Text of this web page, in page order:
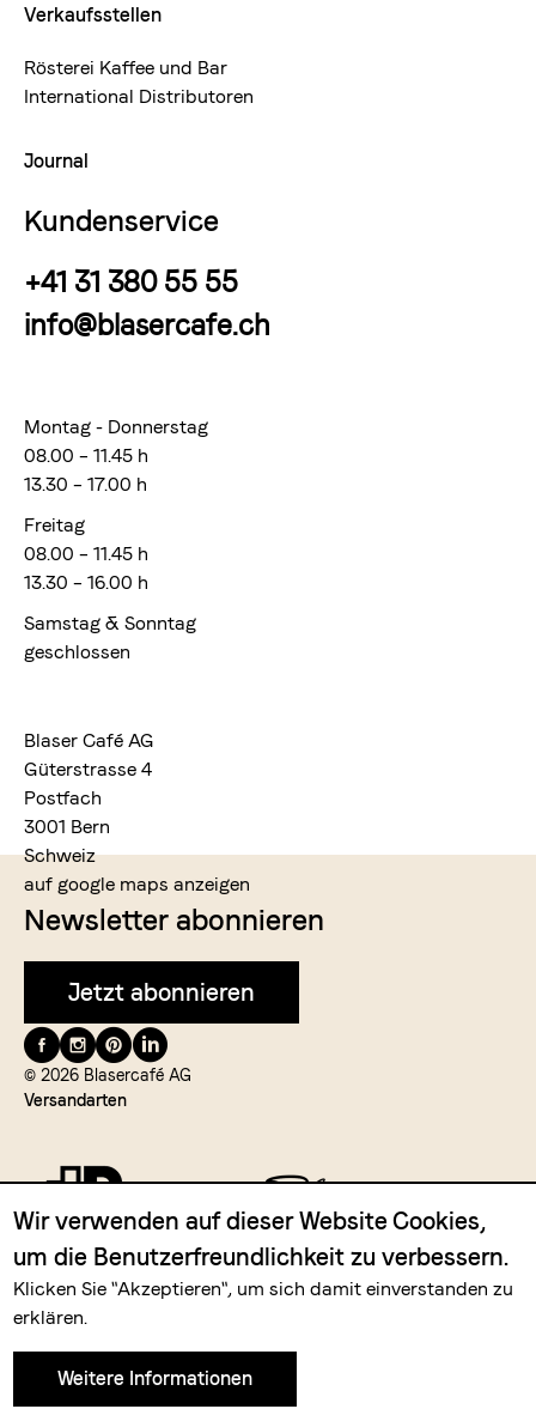
Verkaufsstellen
Rösterei Kaffee und Bar
International Distributoren
Journal
Kundenservice
+41 31 380 55 55
info@blasercafe.ch
Montag - Donnerstag
08.00 – 11.45 h
13.30 – 17.00 h
Freitag
08.00 – 11.45 h
13.30 – 16.00 h
Samstag & Sonntag
geschlossen
Blaser Café AG
Güterstrasse 4
Postfach
3001 Bern
Schweiz
auf google maps anzeigen
Newsletter abonnieren
Jetzt abonnieren
Folge
uns
auf
© 2026 Blasercafé AG
Versandarten
Zahlungsmittel
Wir verwenden auf dieser Website Cookies,
um die Benutzerfreundlichkeit zu verbessern.
Klicken Sie "Akzeptieren", um sich damit einverstanden zu
erklären.
Weitere Informationen